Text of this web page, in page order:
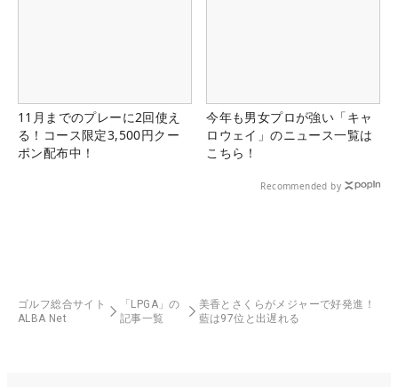
11月までのプレーに2回使え
る！コース限定3,500円クー
ポン配布中！
今年も男女プロが強い「キャ
ロウェイ」のニュース一覧は
こちら！
Recommended by
ゴルフ総合サイト
ALBA Net
「LPGA」の
記事一覧
美香とさくらがメジャーで好発進！
藍は97位と出遅れる